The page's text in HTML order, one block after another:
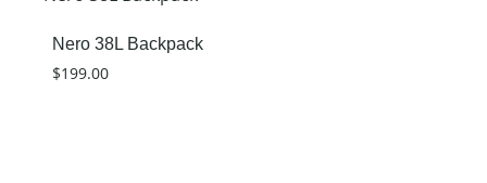
Nero 38L Backpack
$199.00